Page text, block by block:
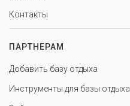
Контакты
ПАРТНЕРАМ
Добавить базу отдыха
Инструменты для базы отдыха